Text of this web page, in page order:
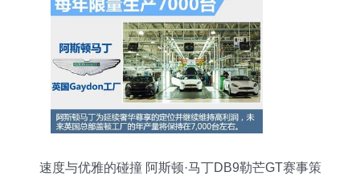
速度与优雅的碰撞 阿斯顿·马丁DB9勒芒GT赛事策